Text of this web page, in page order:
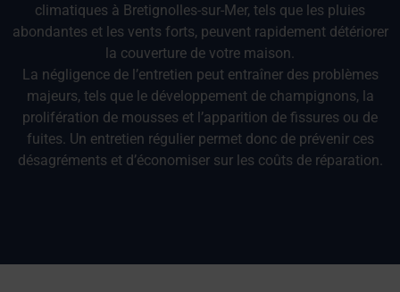
climatiques à Bretignolles-sur-Mer, tels que les pluies
abondantes et les vents forts, peuvent rapidement détériorer
la couverture de votre maison.
La négligence de l’entretien peut entraîner des problèmes
majeurs, tels que le développement de champignons, la
prolifération de mousses et l’apparition de fissures ou de
fuites. Un entretien régulier permet donc de prévenir ces
désagréments et d’économiser sur les coûts de réparation.